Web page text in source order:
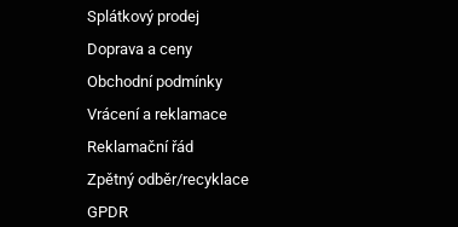
Splátkový prodej
Doprava a ceny
Obchodní podmínky
Vrácení a reklamace
Reklamační řád
Zpětný odběr/recyklace
GPDR